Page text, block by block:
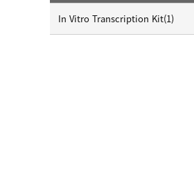
In Vitro Transcription Kit(1)